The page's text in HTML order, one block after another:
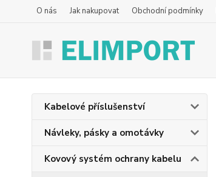
O nás Jak nakupovat Obchodní podmínky
Kabelové příslušenství
Návleky, pásky a omotávky
Kovový systém ochrany kabelu